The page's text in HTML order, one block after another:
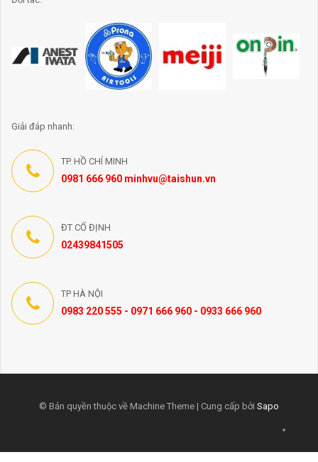
Giải đáp nhanh:
TP. HỒ CHÍ MINH
0981 666 960 minhvu@taishun.vn
ĐT CỐ ĐỊNH
02439841505
TP HÀ NỘI
0983 220 555 - 0971 666 960 - 0933 666 960
© Bản quyền thuộc về Machine Theme | Cung cấp bởi Sapo